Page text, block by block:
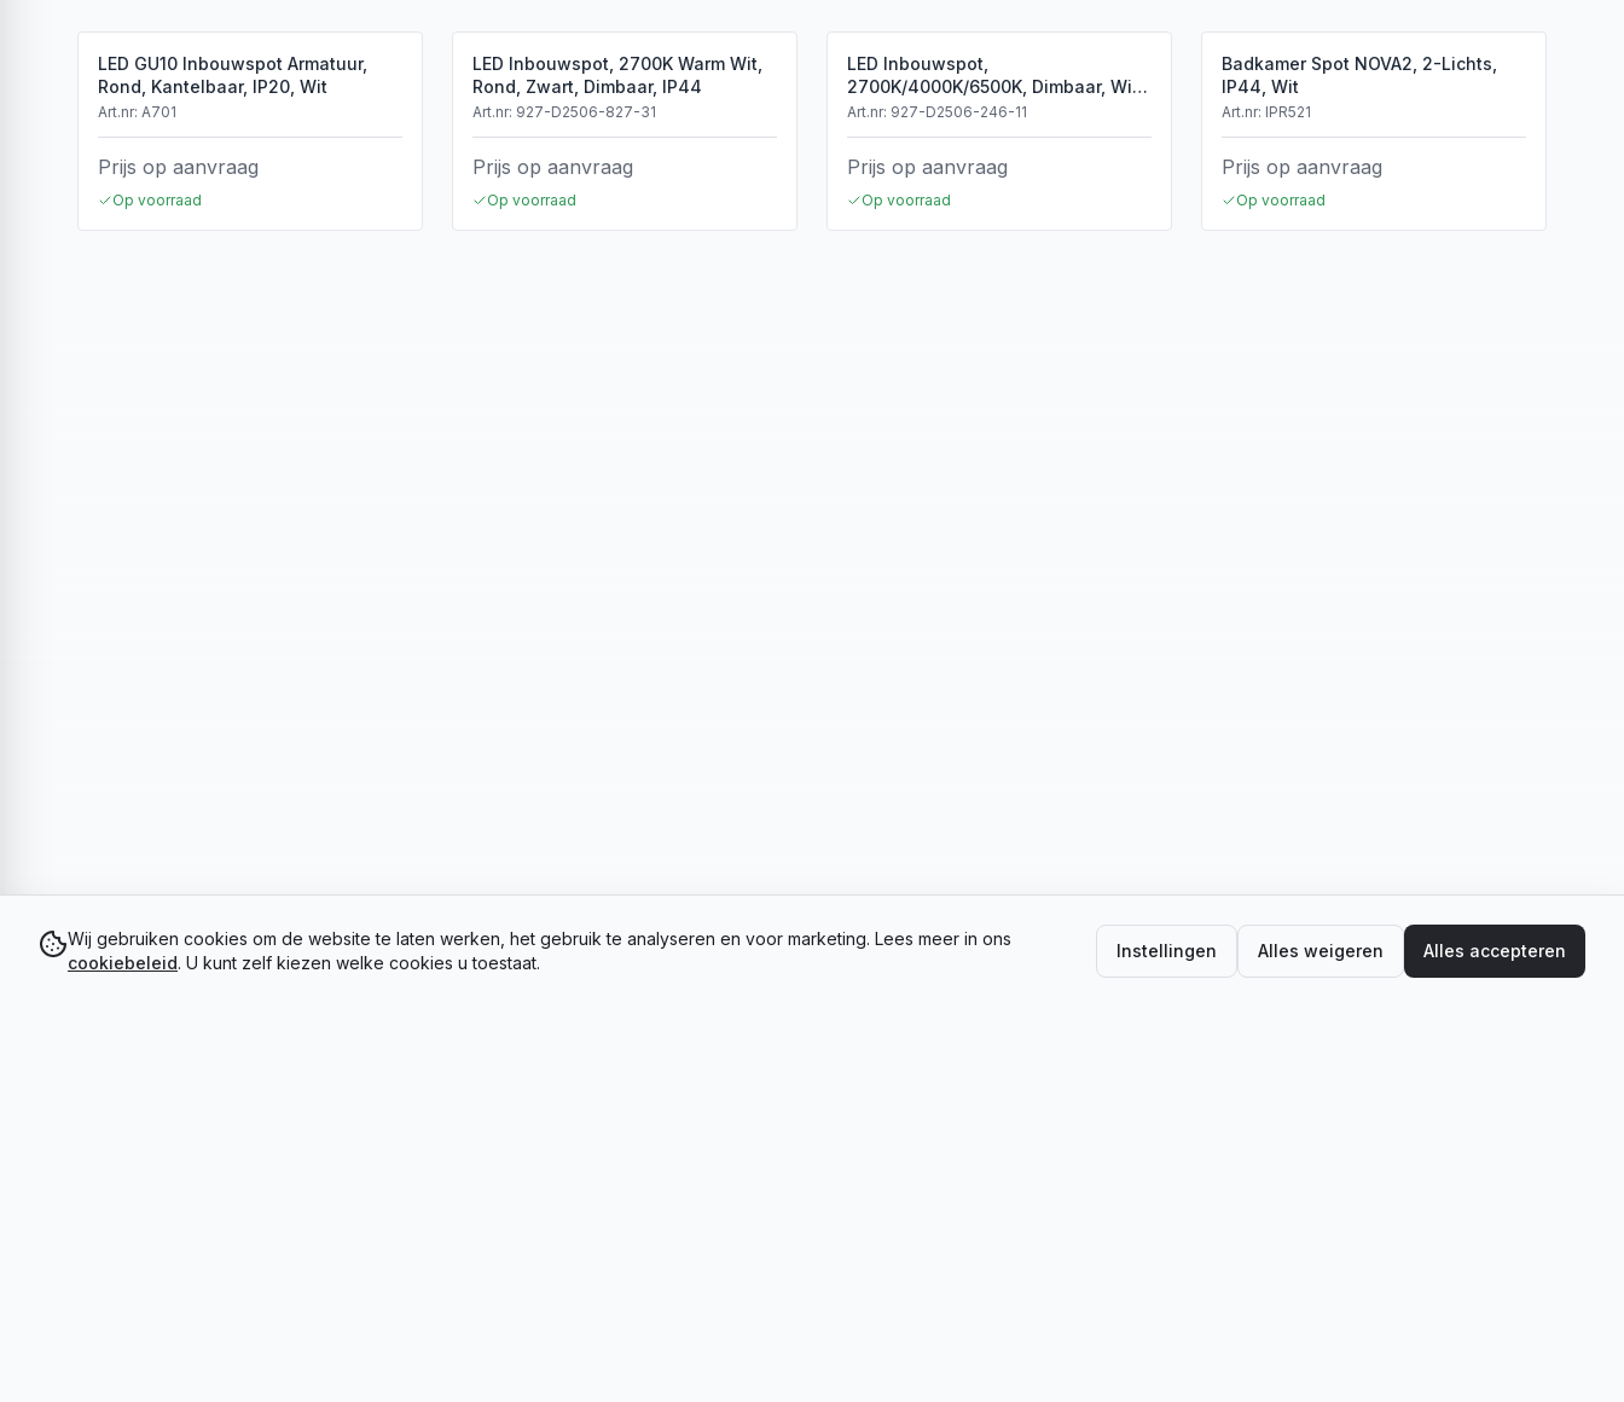
LED GU10 Inbouwspot Armatuur,
Rond, Kantelbaar, IP20, Wit
Art.nr: A701
Prijs op aanvraag
Op voorraad
LED Inbouwspot, 2700K Warm Wit,
Rond, Zwart, Dimbaar, IP44
Art.nr: 927-D2506-827-31
Prijs op aanvraag
Op voorraad
LED Inbouwspot,
2700K/4000K/6500K, Dimbaar, Wit,
IP44
Art.nr: 927-D2506-246-11
Prijs op aanvraag
Op voorraad
Badkamer Spot NOVA2, 2-Lichts,
IP44, Wit
Art.nr: IPR521
Prijs op aanvraag
Op voorraad
Wij gebruiken cookies om de website te laten werken, het gebruik te analyseren en voor marketing. Lees meer in ons
cookiebeleid. U kunt zelf kiezen welke cookies u toestaat.
Instellingen Alles weigeren Alles accepteren